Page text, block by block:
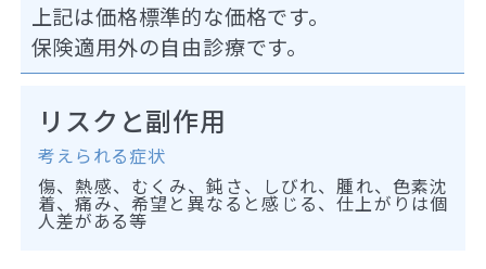
上記は価格標準的な価格です。
保険適用外の自由診療です。
リスクと副作用
考えられる症状
傷、熱感、むくみ、鈍さ、しびれ、腫れ、色素沈
着、痛み、希望と異なると感じる、仕上がりは個
人差がある等